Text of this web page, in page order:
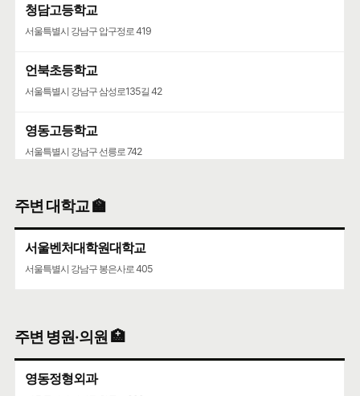
청담고등학교
서울특별시 강남구 압구정로 419
언북초등학교
서울특별시 강남구 삼성로135길 42
영동고등학교
서울특별시 강남구 선릉로 742
서울특별시 강남구 압구정로61길 36
주변 대학교 🏫
서울벤처대학원대학교
서울특별시 강남구 봉은사로 405
주변 병원·의원 🏥
영동정형외과